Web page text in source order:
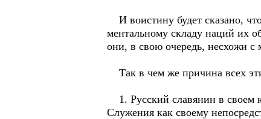
И воистину будет сказано,
ментальному складу наций их
они, в свою очередь, несхожи с
Так в чем же причина всех
1. Русский славянин в своем
Служения как своему